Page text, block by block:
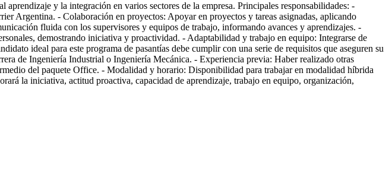
y la integración en varios sectores de la empresa. Principales responsabilidades: -
Argentina. - Colaboración en proyectos: Apoyar en proyectos y tareas asignadas, aplicando
fluida con los supervisores y equipos de trabajo, informando avances y aprendizajes. -
demostrando iniciativa y proactividad. - Adaptabilidad y trabajo en equipo: Integrarse de
ideal para este programa de pasantías debe cumplir con una serie de requisitos que aseguren su
de Ingeniería Industrial o Ingeniería Mecánica. - Experiencia previa: Haber realizado otras
del paquete Office. - Modalidad y horario: Disponibilidad para trabajar en modalidad híbrida
la iniciativa, actitud proactiva, capacidad de aprendizaje, trabajo en equipo, organización,